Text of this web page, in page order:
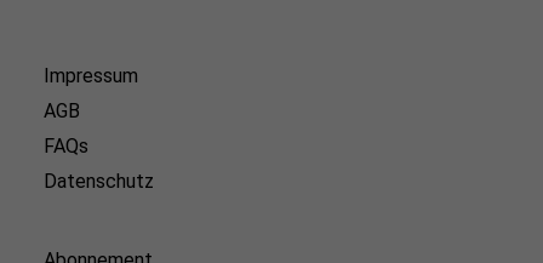
Impressum
AGB
FAQs
Datenschutz